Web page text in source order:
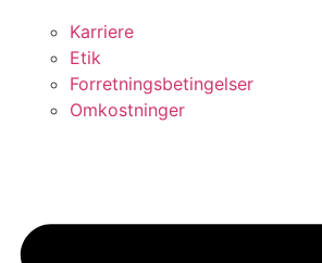
Karriere
Etik
Forretningsbetingelser
Omkostninger